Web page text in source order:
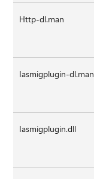
Http-dl.man
Iasmigplugin-dl.man
Iasmigplugin.dll